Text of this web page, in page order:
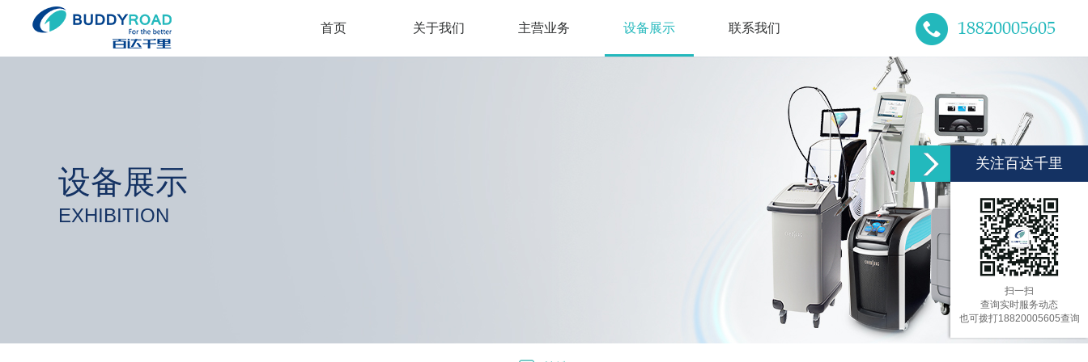
首页 关于我们 主营业务 设备展示 联系我们 18820005605
设备展示
EXHIBITION
关注百达千里
扫一扫
查询实时服务动态
也可拨打18820005605查询